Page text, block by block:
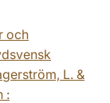
och
L. &
: